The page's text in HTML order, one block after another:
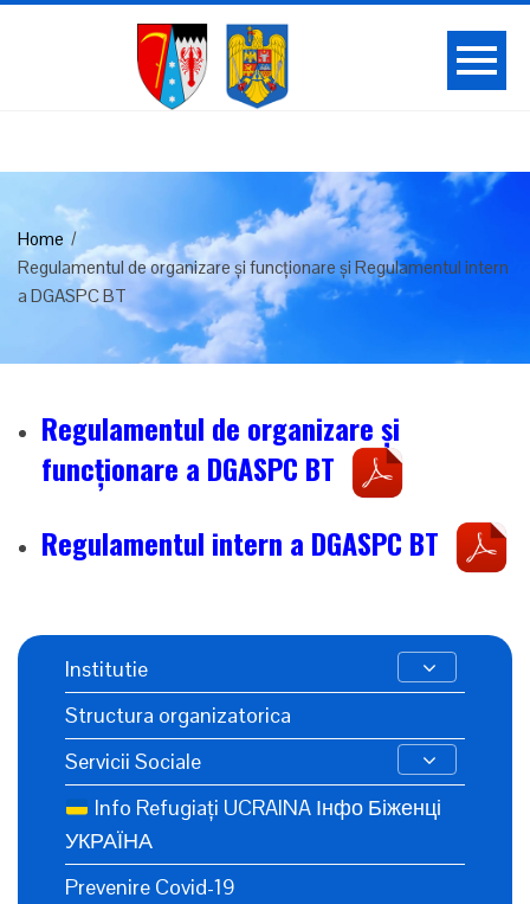
Home
Regulamentul de organizare și funcționare și Regulamentul intern
a DGASPC BT
Regulamentul de organizare și
funcționare a DGASPC BT
Regulamentul intern a DGASPC BT
Institutie
Structura organizatorica
Servicii Sociale
Info Refugiați UCRAINA Інфо Біженці
УКРАЇНА
Prevenire Covid-19